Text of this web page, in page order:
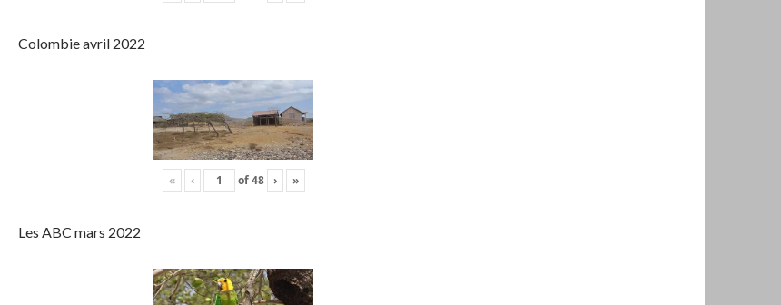
Colombie avril 2022
« ‹ of48 › »
Les ABC mars 2022